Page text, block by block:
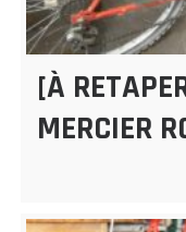
[À
MERCIER